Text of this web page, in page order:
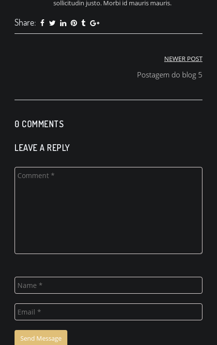
sollicitudin justo. Morbi id mauris mauris.
Share:
Post
NEWER POST
Postagem do blog 5
0 COMMENTS
LEAVE A REPLY